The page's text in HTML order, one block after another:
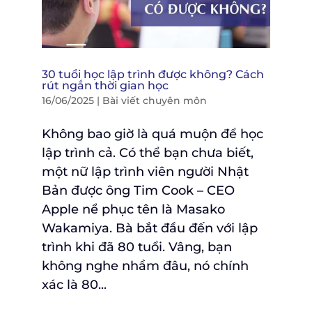
30 tuổi học lập trình được không? Cách
rút ngắn thời gian học
16/06/2025| Bài viết chuyên môn
Không bao giờ là quá muộn để học
lập trình cả. Có thể bạn chưa biết,
một nữ lập trình viên người Nhật
Bản được ông Tim Cook – CEO
Apple nể phục tên là Masako
Wakamiya. Bà bắt đầu đến với lập
trình khi đã 80 tuổi. Vâng, bạn
không nghe nhầm đâu, nó chính
xác là 80...